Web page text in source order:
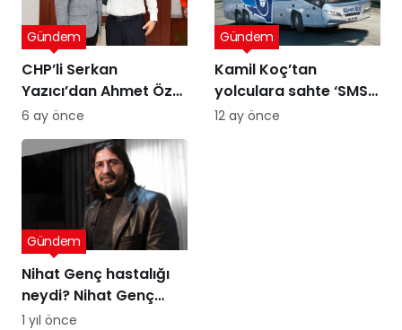
CHP’li Serkan
Yazıcı’dan Ahmet Özer
kararına tepki: Bu bir
yargı değil, sandığı
tanımayan düzenin
Gündem
6 ay önce
Kamil Koç’tan
yolculara sahte ‘SMS’
uyarısı
Gündem
12 ay önce
Nihat Genç hastalığı
neydi? Nihat Genç
cenaze töreni ne
Gündem
1 yıl önce